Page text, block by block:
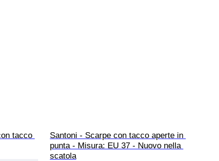
tacco
Santoni - Scarpe con tacco aperte in
punta - Misura: EU 37 - Nuovo nella
scatola